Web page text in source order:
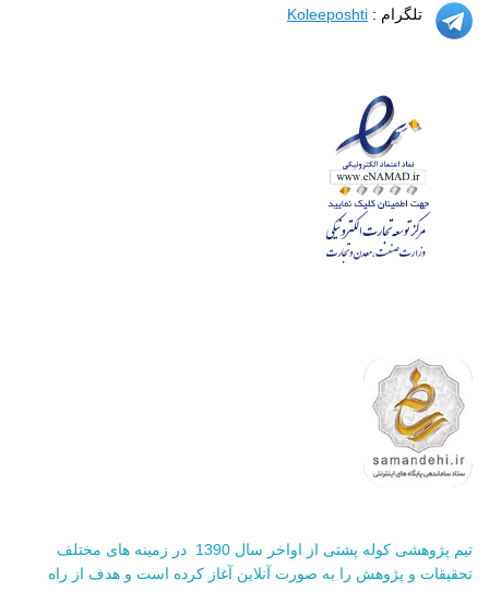
تلگرام : Koleeposhti
تیم پژوهشی کوله پشتی از اواخر سال 1390 در زمینه های مختلف
تحقیقات و پژوهش را به صورت آنلاین آغاز کرده است و هدف از راه